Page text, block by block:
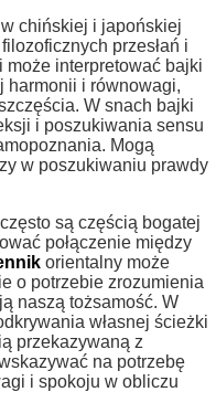
chińskiej i japońskiej
przesłań i
może interpretować bajki
harmonii i równowagi,
W snach bajki
i poszukiwania sensu
Mogą
w poszukiwaniu prawdy
często są częścią bogatej
połączenie między
orientalny może
o potrzebie zrozumienia
naszą tożsamość. W
własnej ścieżki
przekazywaną z
na potrzebę
i spokoju w obliczu